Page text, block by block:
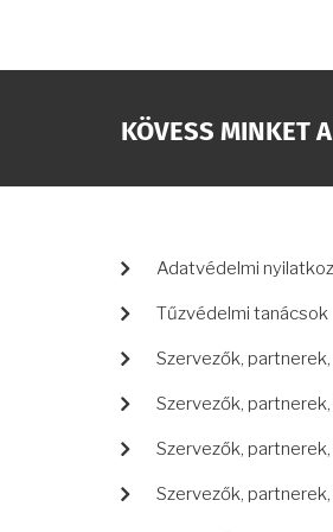
KÖVESS MINKET
LÁBLÉC
Adatvédelmi
Tűzvédelmi tanácsok
Szervezők,
Szervezők,
Szervezők,
Szervezők,